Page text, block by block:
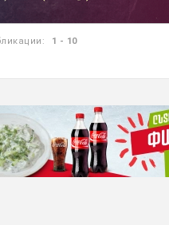
1 - 10